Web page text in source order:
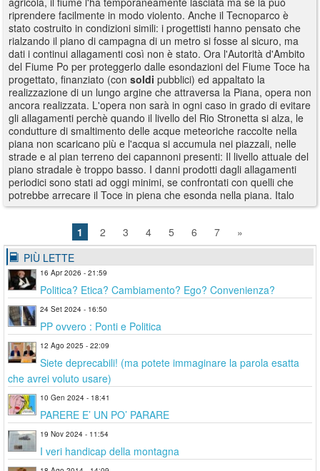
riprendere facilmente in modo violento. Anche il Tecnoparco è
stato costruito in condizioni simili: i progettisti hanno pensato che
rialzando il piano di campagna di un metro si fosse al sicuro, ma
dati i continui allagamenti così non è stato. Ora l'Autorità d'Ambito
del Fiume Po per proteggerlo dalle esondazioni del Fiume Toce ha
progettato, finanziato (con soldi pubblici) ed appaltato la
realizzazione di un lungo argine che attraversa la Piana, opera non
ancora realizzata. L'opera non sarà in ogni caso in grado di evitare
gli allagamenti perchè quando il livello del Rio Stronetta si alza, le
condutture di smaltimento delle acque meteoriche raccolte nella
piana non scaricano più e l'acqua si accumula nei piazzali, nelle
strade e al pian terreno dei capannoni presenti: Il livello attuale del
piano stradale è troppo basso. I danni prodotti dagli allagamenti
periodici sono stati ad oggi minimi, se confrontati con quelli che
potrebbe arrecare il Toce in piena che esonda nella piana. Italo
1 2 3 4 5 6 7
»
PIÙ LETTE
16 Apr 2026 - 21:59
Politica? Etica? Cambiamento? Ego? Convenienza?
24 Set 2024 - 16:50
PP ovvero : Ponti e Politica
12 Ago 2025 - 22:09
Siete deprecabili! (ma potete immaginare la parola esatta
che avrei voluto usare)
10 Gen 2024 - 18:41
PARERE E’ UN PO’ PARARE
19 Nov 2024 - 11:54
I veri handicap della montagna